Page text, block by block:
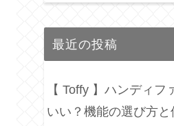
最近の投稿
【 Toffy 】ハンディ
いい？機能の選び方と